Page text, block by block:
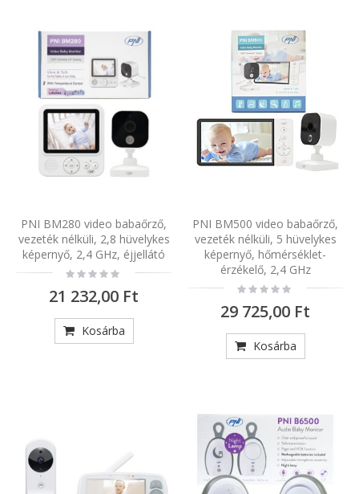
PNI BM280 video babaőrző,
vezeték nélküli, 2,8 hüvelykes
képernyő, 2,4 GHz, éjjellátó
Rating:
0%
21 232,00 Ft
Kosárba
PNI BM500 video babaőrző,
vezeték nélküli, 5 hüvelykes
képernyő, hőmérséklet-
érzékelő, 2,4 GHz
Rating:
0%
29 725,00 Ft
Kosárba